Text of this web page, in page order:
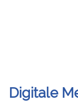
Digitale